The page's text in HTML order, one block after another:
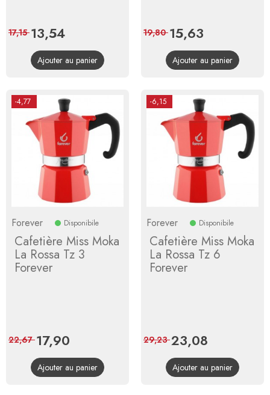
Prix
13,54
de
base
17,15
Ajouter au panier
Prix
15,63
de
base
19,80
Ajouter au panier
-4,77
Forever Disponibile
Cafetière Miss Moka
La Rossa Tz 3
Forever
Prix
17,90
de
base
22,67
Ajouter au panier
-6,15
Forever Disponibile
Cafetière Miss Moka
La Rossa Tz 6
Forever
Prix
23,08
de
base
29,23
Ajouter au panier